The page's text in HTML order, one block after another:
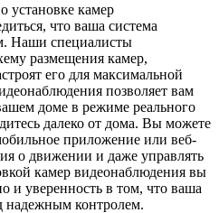
установке камер
что ваша система
Наши специалисты
размещения камер,
его для максимальной
позволяет вам
доме в режиме реального
далеко от дома. Вы можете
приложение или веб-
о движении и даже управлять
камер видеонаблюдения вы
и уверенность в том, что ваша
надежным контролем.